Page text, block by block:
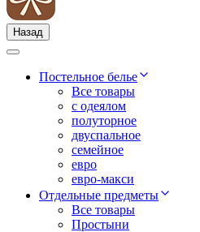
Назад
Постельное белье
Все товары
с одеялом
полуторное
двуспальное
семейное
евро
евро-макси
Отдельные предметы
Все товары
Простыни